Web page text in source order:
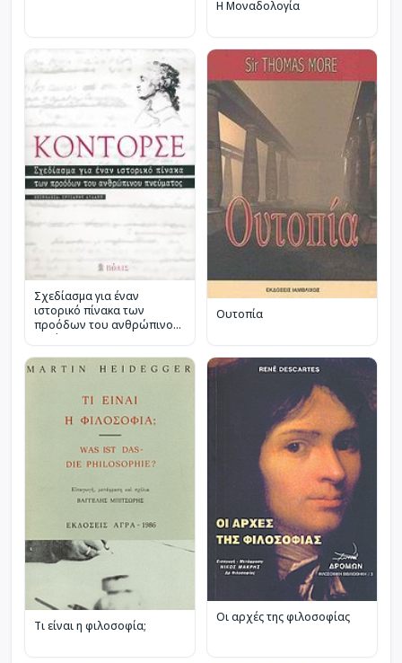
Η Μοναδολογία
Σχεδίασμα για έναν
ιστορικό πίνακα των
προόδων του ανθρώπινου
πνεύματος
Ουτοπία
Τι είναι η φιλοσοφία;
Οι αρχές της φιλοσοφίας